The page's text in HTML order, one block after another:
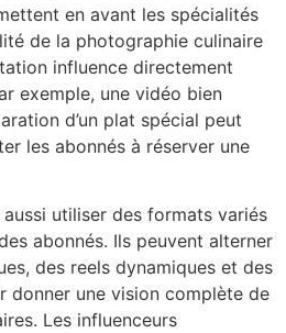
en avant les spécialités
de la photographie culinaire
influence directement
exemple, une vidéo bien
d’un plat spécial peut
les abonnés à réserver une
utiliser des formats variés
abonnés. Ils peuvent alterner
des reels dynamiques et des
donner une vision complète de
Les influenceurs